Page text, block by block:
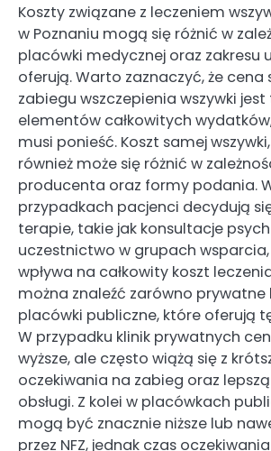
Koszty związane z leczeniem
w Poznaniu mogą się różnić w
placówki medycznej oraz zakresu
oferują. Warto zaznaczyć, że cena
zabiegu wszczepienia wszywki
elementów całkowitych
musi ponieść. Koszt samej
również może się różnić w
producenta oraz formy podania.
przypadkach pacjenci decydują
terapie, takie jak konsultacje
uczestnictwo w grupach
wpływa na całkowity koszt
można znaleźć zarówno prywatne
placówki publiczne, które oferują
W przypadku klinik prywatnych
wyższe, ale często wiążą się z
oczekiwania na zabieg oraz
obsługi. Z kolei w placówkach
mogą być znacznie niższe lub
przez NFZ, jednak czas